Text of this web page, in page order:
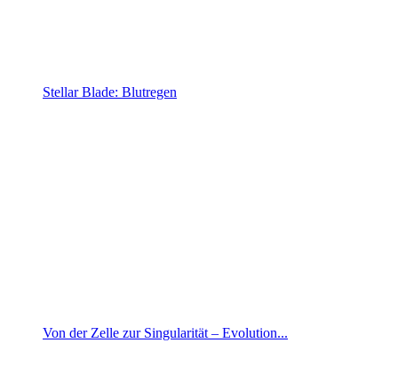
Stellar Blade: Blutregen
Von der Zelle zur Singularität – Evolution...